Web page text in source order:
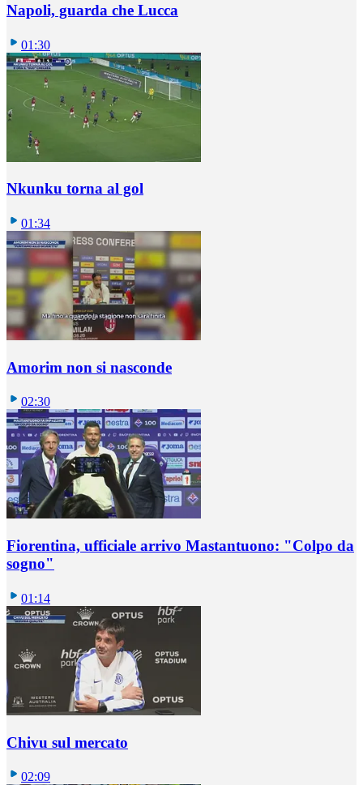
Napoli, guarda che Lucca
01:30
Nkunku torna al gol
01:34
Amorim non si nasconde
02:30
Fiorentina, ufficiale arrivo Mastantuono: "Colpo da
sogno"
01:14
Chivu sul mercato
02:09